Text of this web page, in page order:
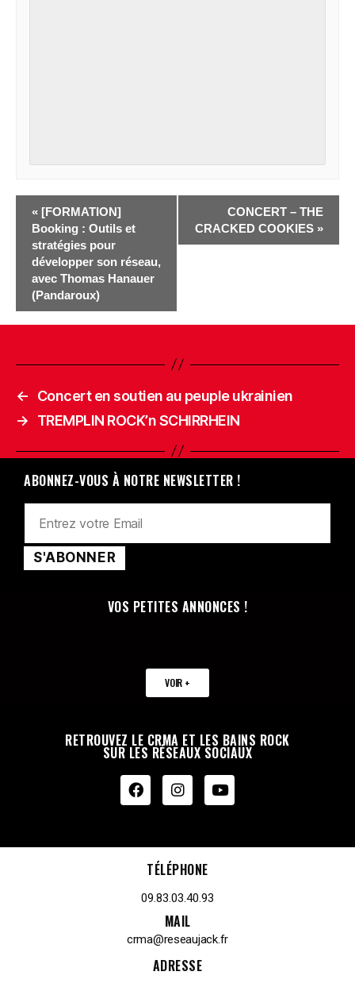
« [FORMATION]
Booking : Outils et
stratégies pour
développer son réseau,
avec Thomas Hanauer
(Pandaroux)
CONCERT – THE
CRACKED COOKIES »
←
Concert en soutien au peuple ukrainien
→
TREMPLIN ROCK’n SCHIRRHEIN
ABONNEZ-VOUS À NOTRE NEWSLETTER !
VOS PETITES ANNONCES !
VOIR +
RETROUVEZ LE CRMA ET LES BAINS ROCK
SUR LES RÉSEAUX SOCIAUX
TÉLÉPHONE
09.83.03.40.93
MAIL
crma@reseaujack.fr
ADRESSE